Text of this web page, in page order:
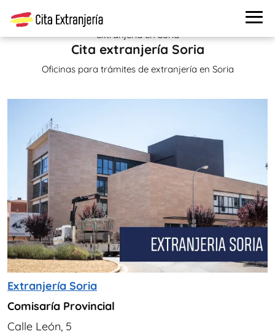
Cita extranjería>Oficinas de extranjería
> Oficinas de
extranjería en Soria
Cita extranjería Soria
Oficinas para trámites de extranjería en Soria
Extranjería Soria
Comisaría Provincial
Calle León, 5